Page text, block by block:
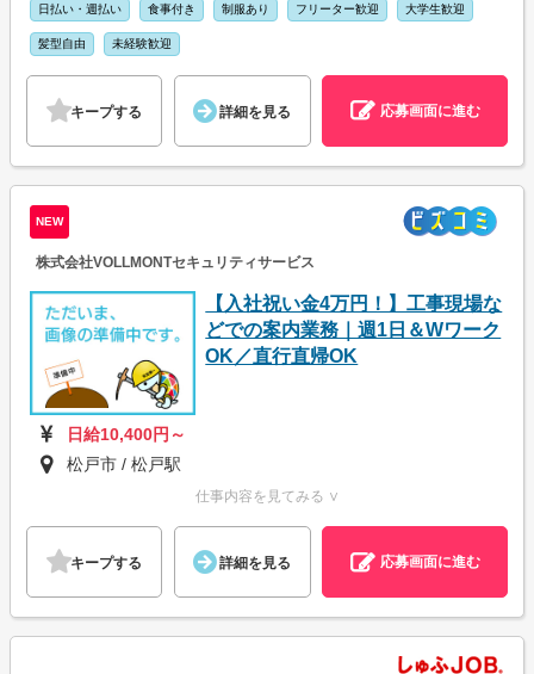
日払い・週払い 食事付き 制服あり フリーター歓迎 大学生歓迎
髪型自由 未経験歓迎
キープする 詳細を見る 応募画面に進む
NEW
株式会社VOLLMONTセキュリティサービス
【入社祝い金4万円！】工事現場な
どでの案内業務｜週1日＆Wワーク
OK／直行直帰OK
日給10,400円～
松戸市 / 松戸駅
仕事内容を見てみる ∨
キープする 詳細を見る 応募画面に進む